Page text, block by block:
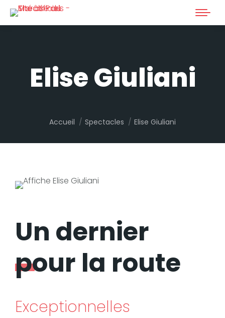
Elise Giuliani
Vous êtes ici :
Accueil Spectacles Elise Giuliani
Un dernier
pour la route
Exceptionnelles